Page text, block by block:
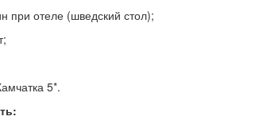
при отеле (шведский стол);
5*.